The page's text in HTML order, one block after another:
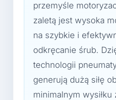
przemyśle
zaletą jest wysoka
na szybkie i
odkręcanie śrub.
technologii
generują dużą siłę
minimalnym wysiłku